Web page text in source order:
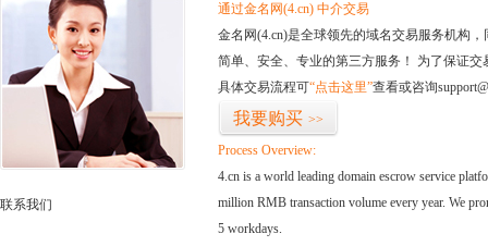
联系我们
通过金名网(4.cn) 中介交易
金名网(4.cn)是全球领先的域名交易服务机构
简单、安全、专业的第三方服务！ 为了保证
具体交易流程可“点击这里”查看或咨询
我要购买 >>
Process Overview:
4.cn is a world leading domain escrow service
million RMB transaction volume every year. We
5 workdays.